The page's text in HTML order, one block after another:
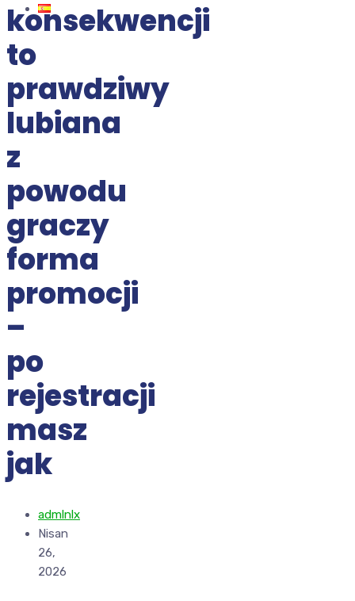
konsekwencji
to
prawdziwy
lubiana
z
powodu
graczy
forma
promocji
–
po
rejestracji
masz
jak
admlnlx
Nisan
26,
2026